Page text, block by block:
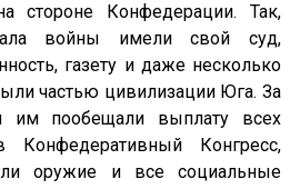
стороне Конфедерации. Так,
войны имели свой суд,
газету и даже несколько
частью цивилизации Юга. За
им пообещали выплату всех
Конгресс,
оружие и все социальные